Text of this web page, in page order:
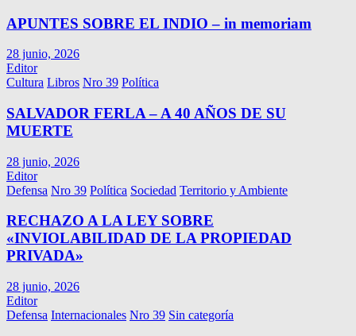
APUNTES SOBRE EL INDIO – in memoriam
28 junio, 2026
Editor
Cultura Libros Nro 39 Política
SALVADOR FERLA – A 40 AÑOS DE SU
MUERTE
28 junio, 2026
Editor
Defensa Nro 39 Política Sociedad Territorio y Ambiente
RECHAZO A LA LEY SOBRE
«INVIOLABILIDAD DE LA PROPIEDAD
PRIVADA»
28 junio, 2026
Editor
Defensa Internacionales Nro 39 Sin categoría